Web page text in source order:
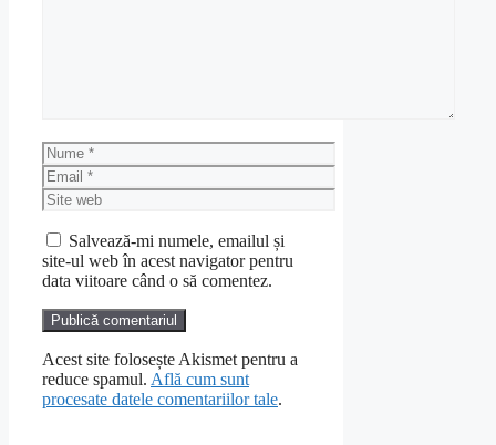
Nume
Email
Site
web
Salvează-mi numele, emailul și
site-ul web în acest navigator pentru
data viitoare când o să comentez.
Acest site folosește Akismet pentru a
reduce spamul. Află cum sunt
procesate datele comentariilor tale.